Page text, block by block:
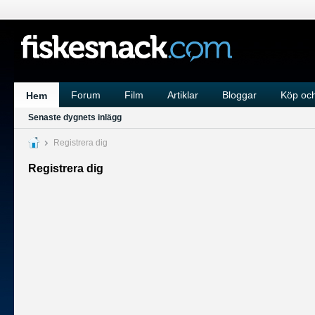
Hem Forum Film Artiklar Bloggar Köp
Senaste dygnets inlägg
Registrera dig
Registrera dig